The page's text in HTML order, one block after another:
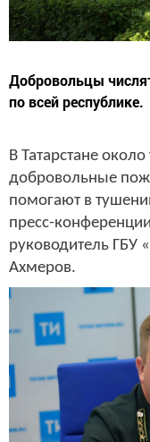
Добровольцы
по всей республике.
В Татарстане
добровольные
помогают в
пресс-
руководитель ГБУ
Ахмеров.